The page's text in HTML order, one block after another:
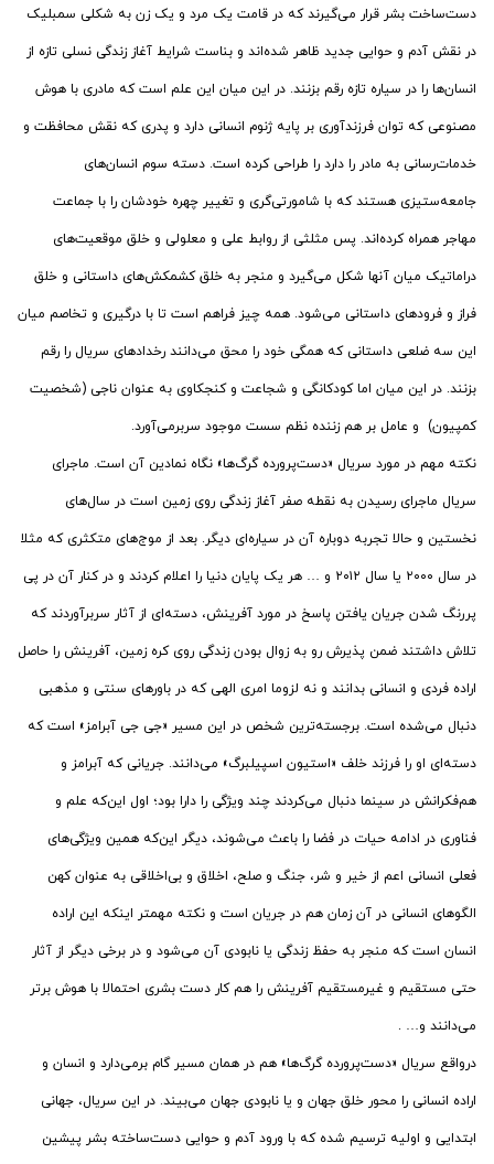
دست‌ساخت بشر قرار می‌گیرند که در قامت یک مرد و یک زن به شکلی سمبلیک
در نقش آدم و حوایی جدید ظاهر شده‌اند و بناست شرایط آغاز زندگی نسلی تازه از
انسان‌ها را در سیاره تازه رقم بزنند. در این میان این علم است که مادری با هوش
مصنوعی که توان فرزندآوری بر پایه ژنوم انسانی دارد و پدری که نقش محافظت و
خدمات‌رسانی به مادر را دارد را طراحی کرده است. دسته سوم انسان‌های
جامعه‌ستیزی هستند که با شامورتی‌گری و تغییر چهره خودشان را با جماعت
مهاجر همراه کرده‌اند. پس مثلثی از روابط علی و معلولی و خلق موقعیت‌های
دراماتیک میان آنها شکل می‌گیرد و منجر به خلق کشمکش‌های داستانی و خلق
فراز و فرودهای داستانی می‌شود. همه چیز فراهم است تا با درگیری و تخاصم میان
این سه ضلعی داستانی که همگی خود را محق می‌دانند رخدادهای سریال را رقم
بزنند. در این میان اما کودکانگی و شجاعت و کنجکاوی به عنوان ناجی (شخصیت
کمپیون) و عامل بر هم زننده نظم سست موجود سربرمی‌آورد.
نکته مهم در مورد سریال «دست‌پرورده گرگ‌ها» نگاه نمادین آن است. ماجرای
سریال ماجرای رسیدن به نقطه صفر آغاز زندگی روی زمین است در سال‌های
نخستین و حالا تجربه دوباره آن در سیاره‌ای دیگر. بعد از موج‌های متکثری که مثلا
در سال ٢٠٠٠ یا سال ٢٠١٢ و … هر یک پایان دنیا را اعلام کردند و در کنار آن در پی
پررنگ شدن جریان یافتن پاسخ در مورد آفرینش، دسته‌ای از آثار سربرآوردند که
تلاش داشتند ضمن پذیرش رو به زوال بودن زندگی روی کره زمین، آفرینش را حاصل
اراده فردی و انسانی بدانند و نه لزوما امری الهی که در باورهای سنتی و مذهبی
دنبال می‌شده است. برجسته‌ترین شخص در این مسیر «جی جی آبرامز» است که
دسته‌ای او را فرزند خلف «استیون اسپیلبرگ» می‌دانند. جریانی که آبرامز و
هم‌فکرانش در سینما دنبال می‌کردند چند ویژگی را دارا بود؛ اول این‌که علم و
فناوری در ادامه حیات در فضا را باعث می‌شوند، دیگر این‌که همین ویژگی‌های
فعلی انسانی اعم از خیر و شر، جنگ و صلح، اخلاق و بی‌اخلاقی به عنوان کهن
الگوهای انسانی در آن زمان هم در جریان است و نکته مهمتر اینکه این اراده
انسان است که منجر به حفظ زندگی یا نابودی آن می‌شود و در برخی دیگر از آثار
حتی مستقیم و غیرمستقیم آفرینش را هم کار دست بشری احتمالا با هوش برتر
می‌دانند و… .
درواقع سریال «دست‌پرورده گرگ‌ها» هم در همان مسیر گام برمی‌دارد و انسان و
اراده انسانی را محور خلق جهان و یا نابودی جهان می‌بیند. در این سریال، جهانی
ابتدایی و اولیه ترسیم شده که با ورود آدم و حوایی دست‌ساخته بشر پیشین